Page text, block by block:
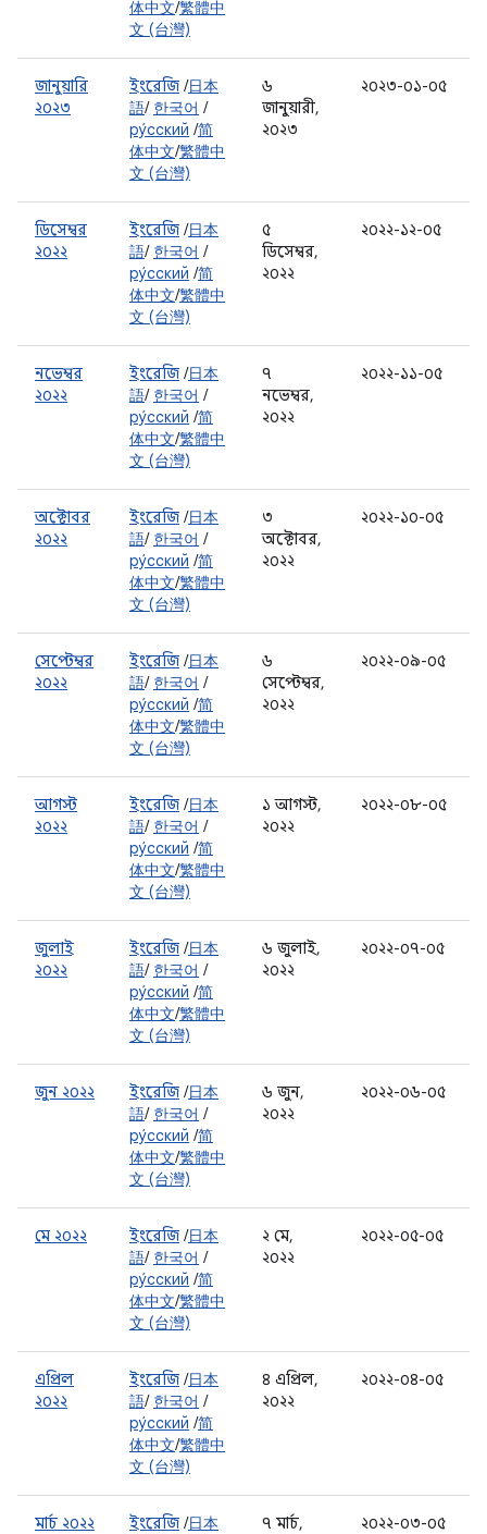
体中文/繁體中
文 (台灣)
জানুয়ারি
২০২৩
ইংরেজি /日本
語/ 한국어 /
ру́сский /简
体中文/繁體中
文 (台灣)
৬
জানুয়ারী,
২০২৩
২০২৩-০১-০৫
ডিসেম্বর
২০২২
ইংরেজি /日本
語/ 한국어 /
ру́сский /简
体中文/繁體中
文 (台灣)
৫
ডিসেম্বর,
২০২২
২০২২-১২-০৫
নভেম্বর
২০২২
ইংরেজি /日本
語/ 한국어 /
ру́сский /简
体中文/繁體中
文 (台灣)
৭
নভেম্বর,
২০২২
২০২২-১১-০৫
অক্টোবর
২০২২
ইংরেজি /日本
語/ 한국어 /
ру́сский /简
体中文/繁體中
文 (台灣)
৩
অক্টোবর,
২০২২
২০২২-১০-০৫
সেপ্টেম্বর
২০২২
ইংরেজি /日本
語/ 한국어 /
ру́сский /简
体中文/繁體中
文 (台灣)
৬
সেপ্টেম্বর,
২০২২
২০২২-০৯-০৫
আগস্ট
২০২২
ইংরেজি /日本
語/ 한국어 /
ру́сский /简
体中文/繁體中
文 (台灣)
১ আগস্ট,
২০২২
২০২২-০৮-০৫
জুলাই
২০২২
ইংরেজি /日本
語/ 한국어 /
ру́сский /简
体中文/繁體中
文 (台灣)
৬ জুলাই,
২০২২
২০২২-০৭-০৫
জুন ২০২২ ইংরেজি /日本
語/ 한국어 /
ру́сский /简
体中文/繁體中
文 (台灣)
৬ জুন,
২০২২
২০২২-০৬-০৫
মে ২০২২ ইংরেজি /日本
語/ 한국어 /
ру́сский /简
体中文/繁體中
文 (台灣)
২ মে,
২০২২
২০২২-০৫-০৫
এপ্রিল
২০২২
ইংরেজি /日本
語/ 한국어 /
ру́сский /简
体中文/繁體中
文 (台灣)
৪ এপ্রিল,
২০২২
২০২২-০৪-০৫
মার্চ ২০২২ ইংরেজি /日本
৭ মার্চ,
২০২২-০৩-০৫